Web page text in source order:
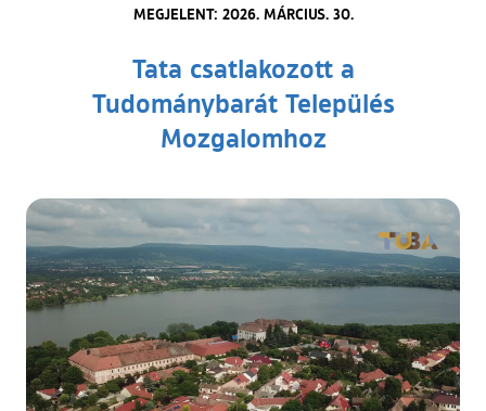
MEGJELENT: 2026. MÁRCIUS. 30.
Tata csatlakozott a
Tudománybarát Település
Mozgalomhoz